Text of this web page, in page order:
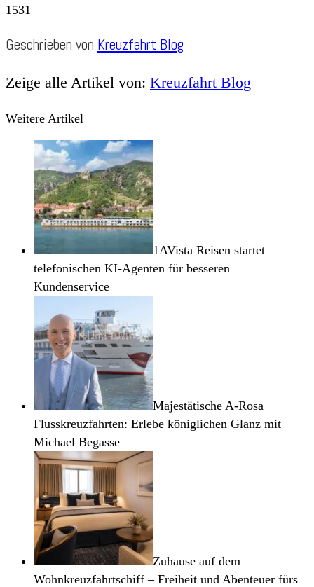
1531
Geschrieben von Kreuzfahrt Blog
Zeige alle Artikel von: Kreuzfahrt Blog
Weitere Artikel
1AVista Reisen startet
telefonischen KI-Agenten für besseren
Kundenservice
Majestätische A-Rosa
Flusskreuzfahrten: Erlebe königlichen Glanz mit
Michael Begasse
Zuhause auf dem
Wohnkreuzfahrtschiff – Freiheit und Abenteuer fürs